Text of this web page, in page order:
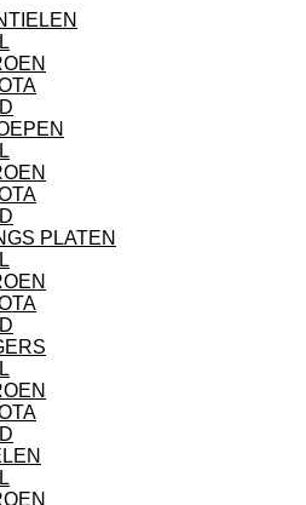
PLATEN